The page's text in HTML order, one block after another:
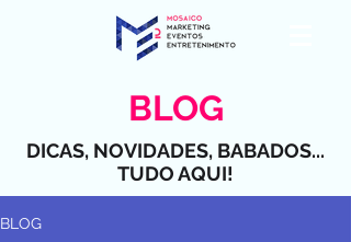
BLOG
DICAS, NOVIDADES, BABADOS...
TUDO AQUI!
BLOG